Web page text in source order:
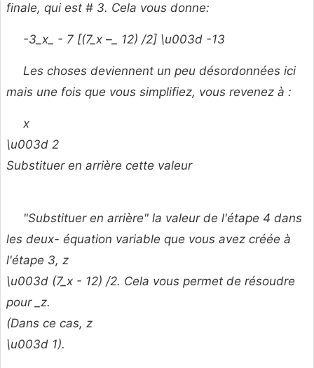
finale, qui est # 3. Cela vous donne:
-3_x_ - 7 [(7_x –_ 12) /2] \u003d -13
Les choses deviennent un peu désordonnées ici
mais une fois que vous simplifiez, vous revenez à :
x
\u003d 2
Substituer en arrière cette valeur
"Substituer en arrière" la valeur de l'étape 4 dans
les deux- équation variable que vous avez créée à
l'étape 3, z
\u003d (7_x - 12) /2. Cela vous permet de résoudre
pour _z.
(Dans ce cas, z
\u003d 1).